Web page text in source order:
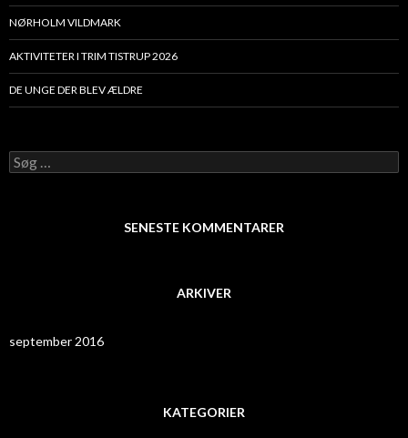
NØRHOLM VILDMARK
AKTIVITETER I TRIM TISTRUP 2026
DE UNGE DER BLEV ÆLDRE
Søg
efter:
SENESTE KOMMENTARER
ARKIVER
september 2016
KATEGORIER